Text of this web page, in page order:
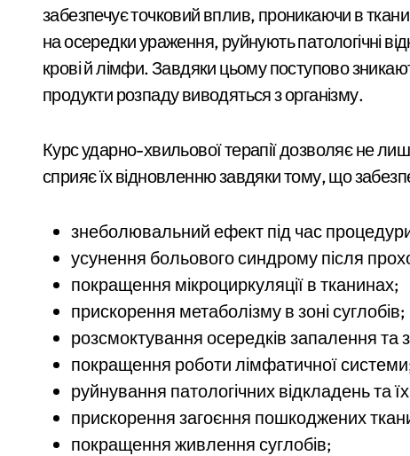
забезпечує точковий вплив, проникаючи в
на осередки ураження, руйнують патологічні
крові й лімфи. Завдяки цьому поступово
продукти розпаду виводяться з організму.
Курс ударно-хвильової терапії дозволяє не
сприяє їх відновленню завдяки тому, що
знеболювальний ефект під час процедури
усунення больового синдрому після
покращення мікроциркуляції в тканинах;
прискорення метаболізму в зоні суглобів;
розсмоктування осередків запалення та
покращення роботи лімфатичної
руйнування патологічних відкладень та
прискорення загоєння пошкоджених
покращення живлення суглобів;